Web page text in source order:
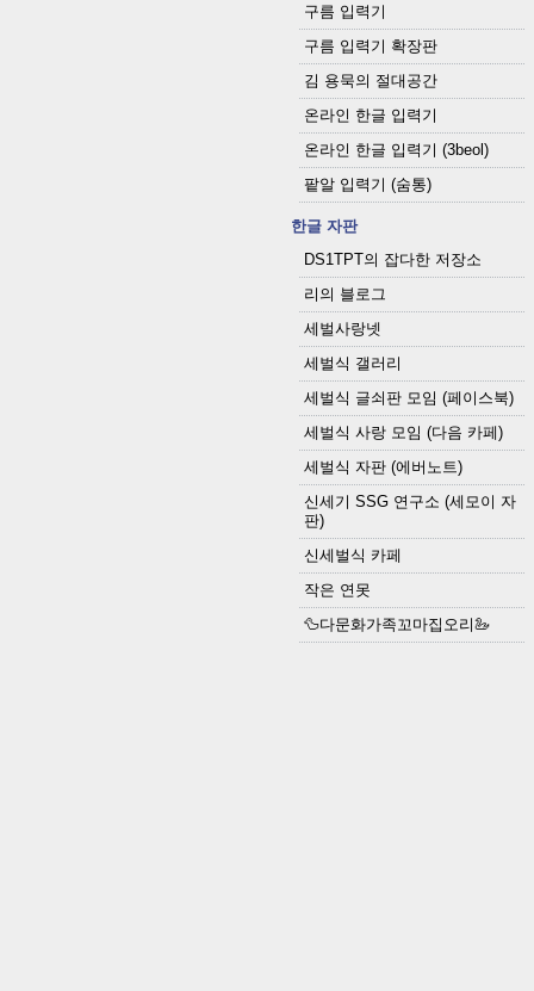
구름 입력기
구름 입력기 확장판
김 용묵의 절대공간
온라인 한글 입력기
온라인 한글 입력기 (3beol)
팥알 입력기 (숨통)
한글 자판
DS1TPT의 잡다한 저장소
리의 블로그
세벌사랑넷
세벌식 갤러리
세벌식 글쇠판 모임 (페이스북)
세벌식 사랑 모임 (다음 카페)
세벌식 자판 (에버노트)
신세기 SSG 연구소 (세모이 자
판)
신세벌식 카페
작은 연못
🦆다문화가족꼬마집오리🦢